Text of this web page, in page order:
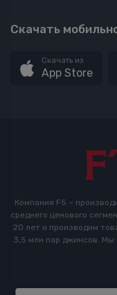
Скачать
Скачать из
App Store
Компания F5 –
среднего ценового
20 лет и производим
3,5 млн пар джинсов. Мы